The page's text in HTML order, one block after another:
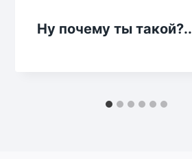
Ну почему ты такой?..